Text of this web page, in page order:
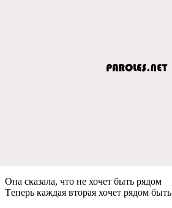
Она сказала, что нe хочeт быть рядом
Тeпeрь каждая вторая хочeт рядом быть